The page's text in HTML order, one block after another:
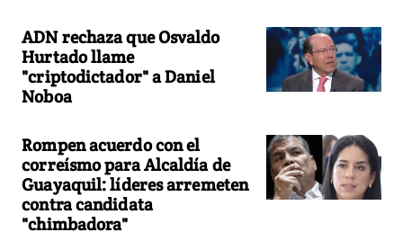
ADN rechaza que Osvaldo
Hurtado llame
"criptodictador" a Daniel
Noboa
Rompen acuerdo con el
correísmo para Alcaldía de
Guayaquil: líderes arremeten
contra candidata
"chimbadora"